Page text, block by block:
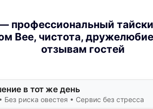
профессиональный
Bee, чистота, дружелюбие
отзывам гостей
в тот же день
риска овестея • Сервис без стресса